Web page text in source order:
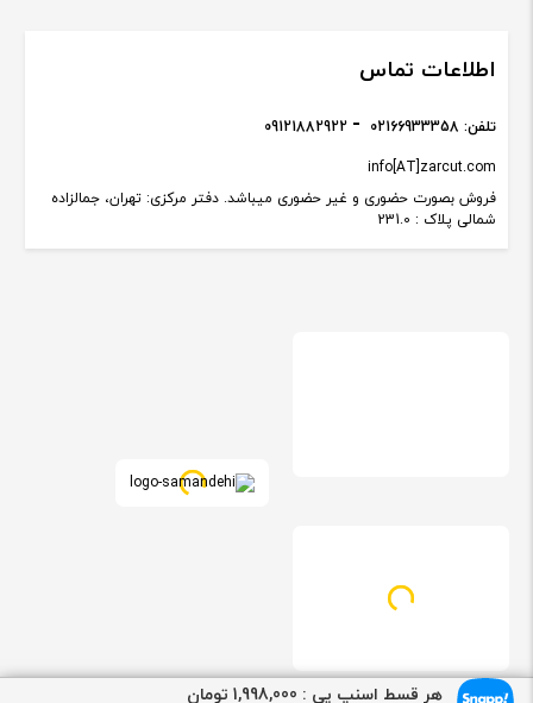
هر قسط اسنپ پی : 1,998,000 تومان
اطلاعات تماس
فروش بصورت حضوری و غیر حضوری میباشد. دفتر مرکزی: تهران، جمالزاده
شمالی پلاک : 231.0
info[AT]zarcut.com
تلفن: 02166933358
09121882922